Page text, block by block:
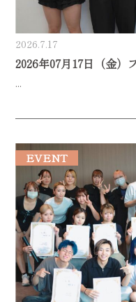
2026.7.17
2026年07月17日（金）
...
EVENT